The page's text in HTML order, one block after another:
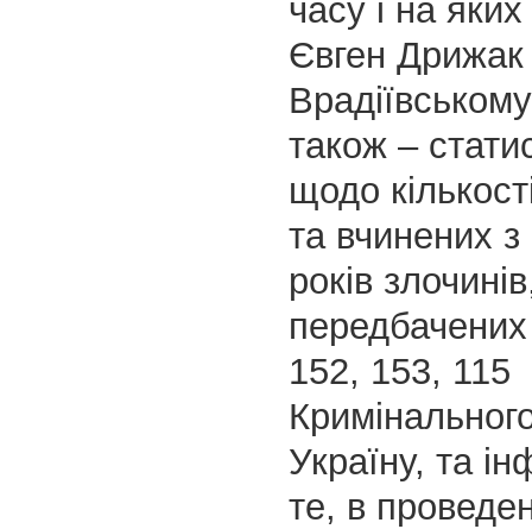
часу і на
Євген
також –
щодо
та вчинених
років
152, 153, 115
Україну, та
те, в